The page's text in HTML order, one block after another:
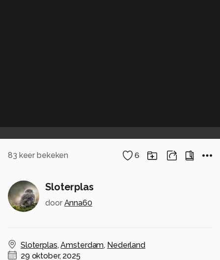
83 keer bekeken 6
Sloterplas
door Anna60
Sloterplas,Amsterdam, Nederland
29 oktober, 2025